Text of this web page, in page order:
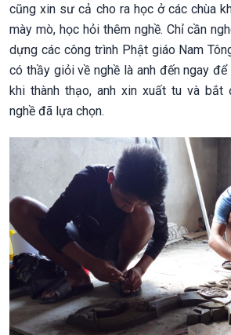
cũng xin sư cả cho ra học ở các chùa
mày mò, học hỏi thêm nghề. Chỉ cần
dựng các công trình Phật giáo Nam
có thầy giỏi về nghề là anh đến ngay để
khi thành thạo, anh xin xuất tu và bắt
nghề đã lựa chọn.